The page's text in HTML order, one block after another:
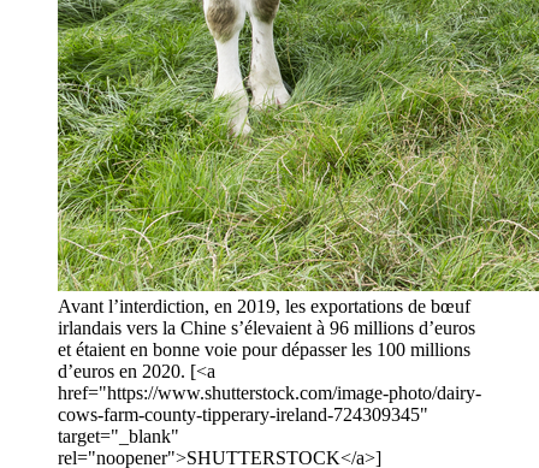
Avant l’interdiction, en 2019, les exportations de bœuf
irlandais vers la Chine s’élevaient à 96 millions d’euros
et étaient en bonne voie pour dépasser les 100 millions
d’euros en 2020. [<a
href="https://www.shutterstock.com/image-photo/dairy-
cows-farm-county-tipperary-ireland-724309345"
target="_blank"
rel="noopener">SHUTTERSTOCK</a>]